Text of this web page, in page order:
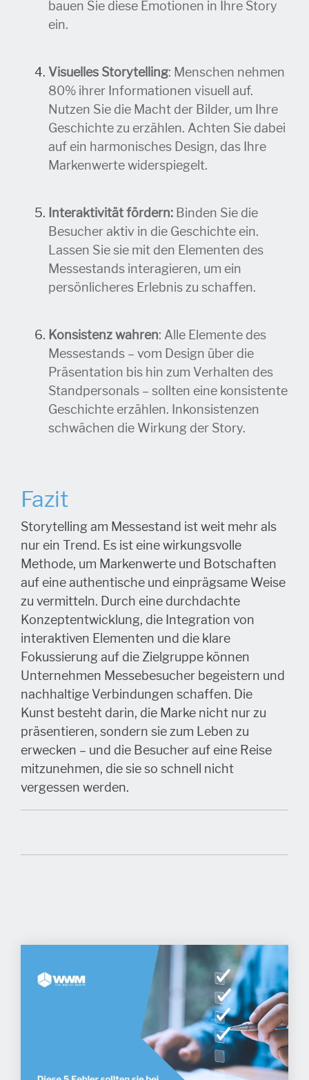
bauen Sie diese Emotionen in Ihre Story
ein.
Visuelles Storytelling: Menschen nehmen
80% ihrer Informationen visuell auf.
Nutzen Sie die Macht der Bilder, um Ihre
Geschichte zu erzählen. Achten Sie dabei
auf ein harmonisches Design, das Ihre
Markenwerte widerspiegelt.
Interaktivität fördern: Binden Sie die
Besucher aktiv in die Geschichte ein.
Lassen Sie sie mit den Elementen des
Messestands interagieren, um ein
persönlicheres Erlebnis zu schaffen.
Konsistenz wahren: Alle Elemente des
Messestands – vom Design über die
Präsentation bis hin zum Verhalten des
Standpersonals – sollten eine konsistente
Geschichte erzählen. Inkonsistenzen
schwächen die Wirkung der Story.
Fazit
Storytelling am Messestand ist weit mehr als
nur ein Trend. Es ist eine wirkungsvolle
Methode, um Markenwerte und Botschaften
auf eine authentische und einprägsame Weise
zu vermitteln. Durch eine durchdachte
Konzeptentwicklung, die Integration von
interaktiven Elementen und die klare
Fokussierung auf die Zielgruppe können
Unternehmen Messebesucher begeistern und
nachhaltige Verbindungen schaffen. Die
Kunst besteht darin, die Marke nicht nur zu
präsentieren, sondern sie zum Leben zu
erwecken – und die Besucher auf eine Reise
mitzunehmen, die sie so schnell nicht
vergessen werden.